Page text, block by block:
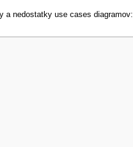
a nedostatky use cases diagramov: